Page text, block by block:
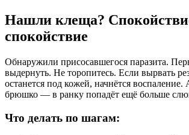
Нашли клеща?
спокойствие
Обнаружили присосавшегося паразита.
выдернуть. Не торопитесь. Если вырвать
останется под кожей, начнётся воспаление.
брюшко — в ранку попадёт ещё больше
Что делать по шагам: